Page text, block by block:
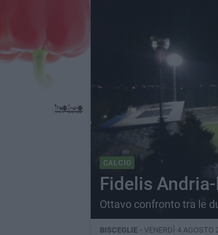
CALCIO
Fidelis
Ottavo confronto tra le
BISCEGLIE - VENERDÌ 4 AGOSTO